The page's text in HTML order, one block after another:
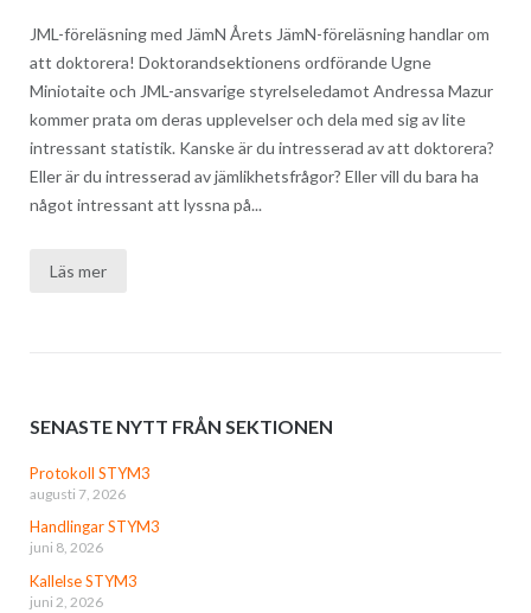
JML-föreläsning med JämN Årets JämN-föreläsning handlar om
att doktorera! Doktorandsektionens ordförande Ugne
Miniotaite och JML-ansvarige styrelseledamot Andressa Mazur
kommer prata om deras upplevelser och dela med sig av lite
intressant statistik. Kanske är du intresserad av att doktorera?
Eller är du intresserad av jämlikhetsfrågor? Eller vill du bara ha
något intressant att lyssna på...
Läs mer
SENASTE NYTT FRÅN SEKTIONEN
Protokoll STYM3
augusti 7, 2026
Handlingar STYM3
juni 8, 2026
Kallelse STYM3
juni 2, 2026